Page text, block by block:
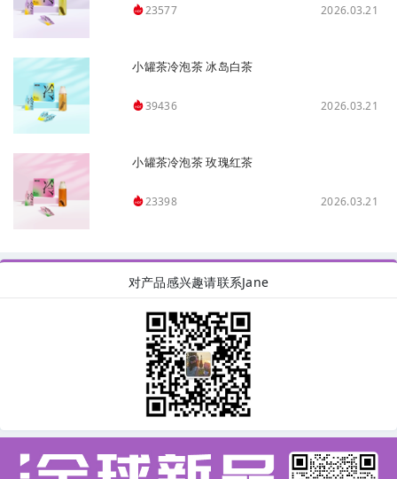
23577 2026.03.21
小罐茶冷泡茶 冰岛白茶
39436 2026.03.21
小罐茶冷泡茶 玫瑰红茶
23398 2026.03.21
对产品感兴趣请联系Jane